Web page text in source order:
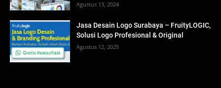
Agustus 13, 2024
Jasa Desain Logo Surabaya – FruityLOGIC,
Solusi Logo Profesional & Original
Agustus 12, 2025